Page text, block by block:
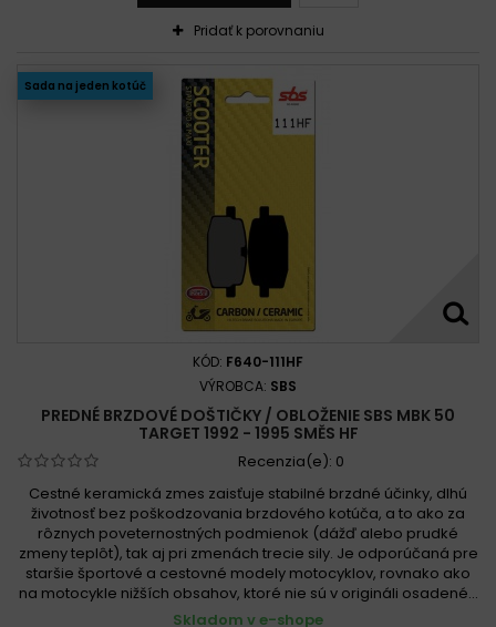
Pridať k porovnaniu
Sada na jeden kotúč
KÓD: F640-111HF
VÝROBCA: SBS
PREDNÉ BRZDOVÉ DOŠTIČKY / OBLOŽENIE SBS MBK 50
TARGET 1992 - 1995 SMĚS HF
Recenzia(e): 0
Cestné keramická zmes zaisťuje stabilné brzdné účinky, dlhú
životnosť bez poškodzovania brzdového kotúča, a to ako za
rôznych poveternostných podmienok (dážď alebo prudké
zmeny teplôt), tak aj pri zmenách trecie sily. Je odporúčaná pre
staršie športové a cestovné modely motocyklov, rovnako ako
na motocykle nižších obsahov, ktoré nie sú v origináli osadené...
Skladom v e-shope